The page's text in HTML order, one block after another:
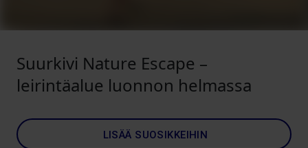
Suurkivi Nature Escape –
leirintäalue luonnon helmassa
LISÄÄ SUOSIKKEIHIN